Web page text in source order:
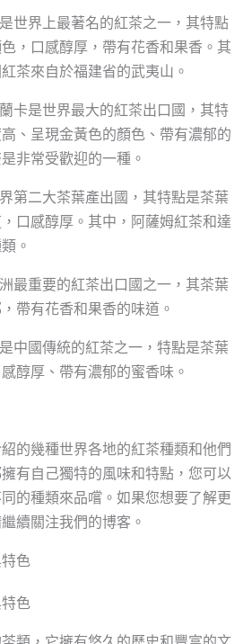
世界上最著名的紅茶之一，其特點
，口感醇厚，帶有花香和果香。其
茶來自於福建省的武夷山。
卡是世界最大的紅茶出口國，其特
、呈現金黃色的顏色、帶有濃郁的
非常受歡迎的一種。
第二大茶葉產出國，其特點是茶葉
口感醇厚。其中，阿薩姆紅茶和達
。
最重要的紅茶出口國之一，其茶葉
帶有花香和果香的味道。
中國傳統的紅茶之一，特點是茶葉
醇厚、帶有濃郁的蜜香味。
的幾種世界各地的紅茶種類和他們
有自己獨特的風味和特點，您可以
的種類來品嚐。如果您想要了解更
續關注我們的博客。
色
色